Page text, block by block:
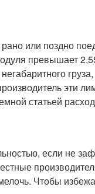
или поздно
превышает
эти
статьей
если не
Чтобы